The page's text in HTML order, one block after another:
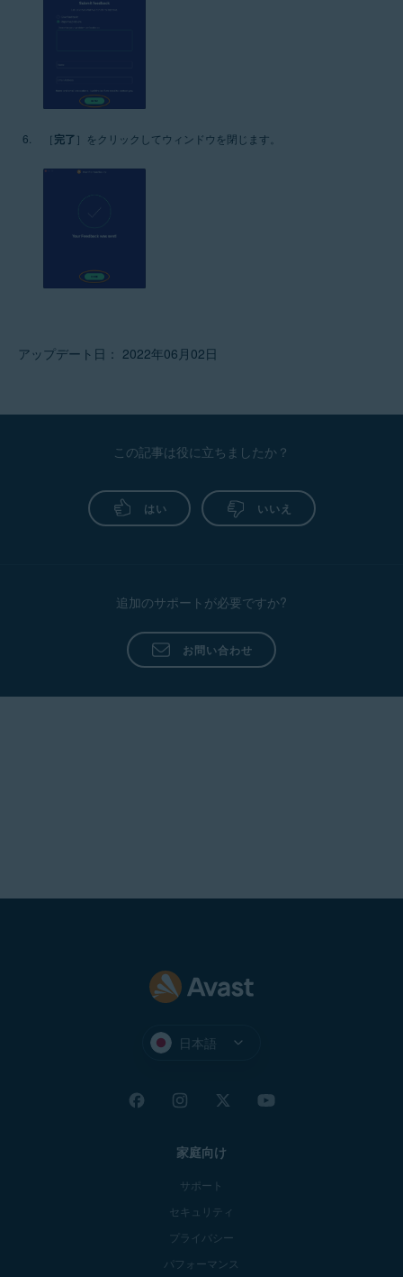
［ 完了 ］をクリックしてウィンドウを閉じます。
アップデート日： 2022年06月02日
この記事は役に立ちましたか？
はい いいえ
追加のサポートが必要ですか?
お問い合わせ
日本語
家庭向け
サポート
セキュリティ
プライバシー
パフォーマンス